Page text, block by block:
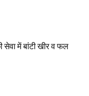
सेवा में बांटी खीर व फल